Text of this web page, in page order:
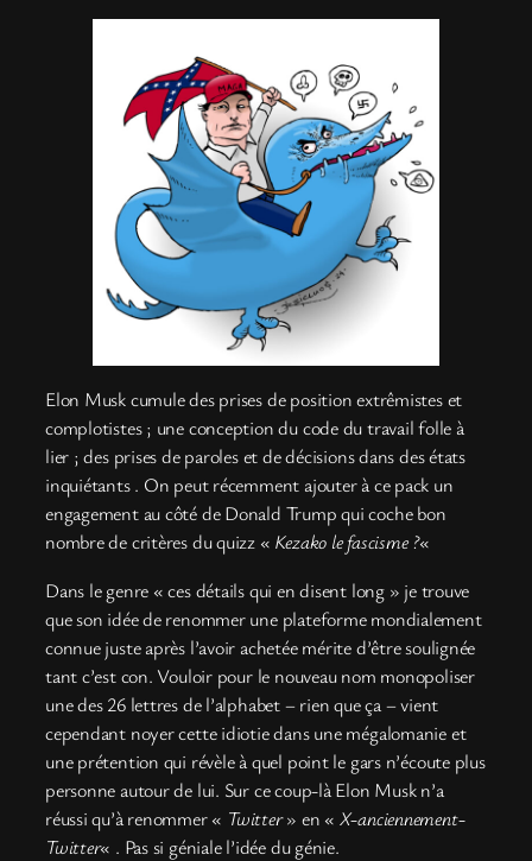
Elon Musk cumule des prises de position extrêmistes et
complotistes ; une conception du code du travail folle à
lier ; des prises de paroles et de décisions dans des états
inquiétants . On peut récemment ajouter à ce pack un
engagement au côté de Donald Trump qui coche bon
nombre de critères du quizz « Kezako le fascisme?«
Dans le genre « ces détails qui en disent long » je trouve
que son idée de renommer une plateforme mondialement
connue juste après l’avoir achetée mérite d’être soulignée
tant c’est con. Vouloir pour le nouveau nom monopoliser
une des 26 lettres de l’alphabet – rien que ça – vient
cependant noyer cette idiotie dans une mégalomanie et
une prétention qui révèle à quel point le gars n’écoute plus
personne autour de lui. Sur ce coup-là Elon Musk n’a
réussi qu’à renommer « Twitter» en « X-anciennement-
Twitter« . Pas si géniale l’idée du génie.